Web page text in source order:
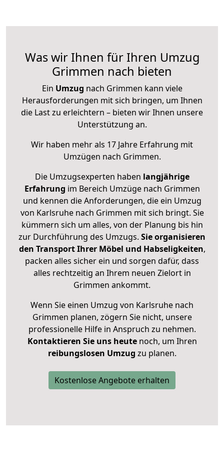
Was wir Ihnen für Ihren Umzug
Grimmen nach bieten
Ein Umzug nach Grimmen kann viele
Herausforderungen mit sich bringen, um Ihnen
die Last zu erleichtern – bieten wir Ihnen unsere
Unterstützung an.
Wir haben mehr als 17 Jahre Erfahrung mit
Umzügen nach Grimmen.
Die Umzugsexperten haben langjährige
Erfahrung im Bereich Umzüge nach Grimmen
und kennen die Anforderungen, die ein Umzug
von Karlsruhe nach Grimmen mit sich bringt. Sie
kümmern sich um alles, von der Planung bis hin
zur Durchführung des Umzugs. Sie organisieren
den Transport Ihrer Möbel und Habseligkeiten,
packen alles sicher ein und sorgen dafür, dass
alles rechtzeitig an Ihrem neuen Zielort in
Grimmen ankommt.
Wenn Sie einen Umzug von Karlsruhe nach
Grimmen planen, zögern Sie nicht, unsere
professionelle Hilfe in Anspruch zu nehmen.
Kontaktieren Sie uns heutenoch, um Ihren
reibungslosen Umzug zu planen.
Kostenlose Angebote erhalten